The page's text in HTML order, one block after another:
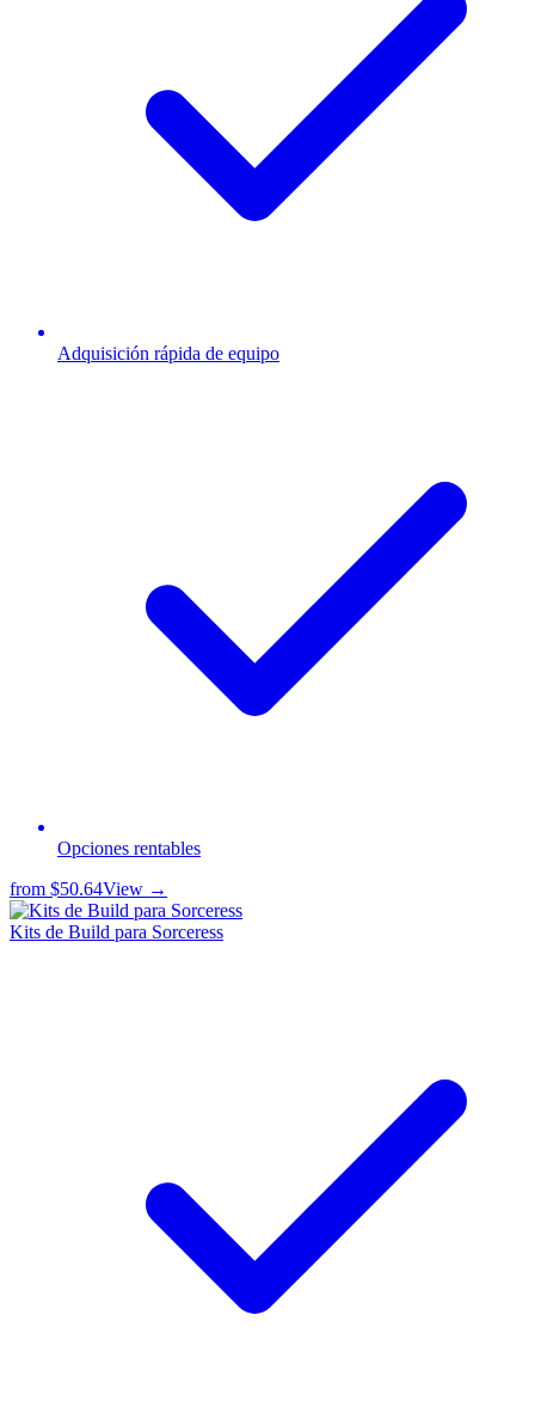
Adquisición rápida de equipo
Opciones rentables
from $50.64View →
Kits de Build para Sorceress